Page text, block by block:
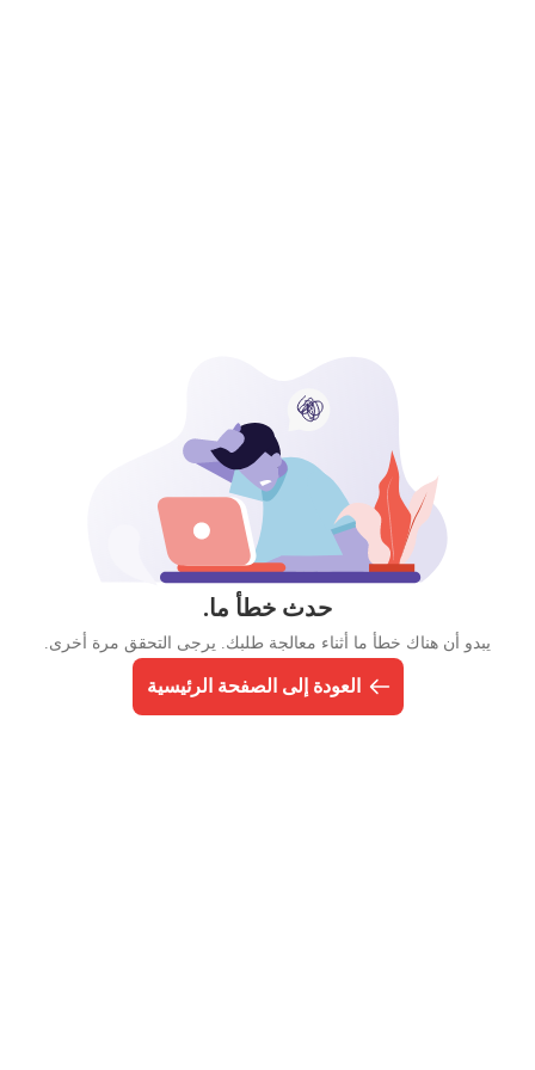
حدث خطأ ما.
يبدو أن هناك خطأ ما أثناء معالجة طلبك. يرجى التحقق مرة أخرى.
العودة إلى الصفحة الرئيسية